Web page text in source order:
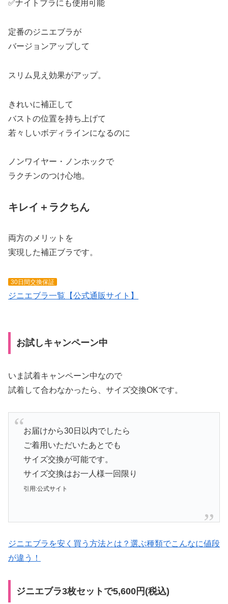
✅ナイトブラにも使用可能
定番のジニエブラが
バージョンアップして
スリム見え効果がアップ。
きれいに補正して
バストの位置を持ち上げて
若々しいボディラインになるのに
ノンワイヤー・ノンホックで
ラクチンのつけ心地。
キレイ＋ラクちん
両方のメリットを
実現した補正ブラです。
30日間交換保証
ジニエブラ一覧【公式通販サイト】
お試しキャンペーン中
いま試着キャンペーン中なので
試着して合わなかったら、サイズ交換OKです。
お届けから30日以内でしたら
ご着用いただいたあとでも
サイズ交換が可能です。
サイズ交換はお一人様一回限り
引用:公式サイト
ジニエブラを安く買う方法とは？選ぶ種類でこんなに値段
が違う！
ジニエブラ3枚セットで5,600円(税込)